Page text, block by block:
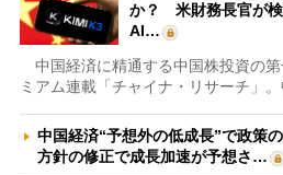
か？ 米財務長官が検
AI…
中国経済に精通する中国株投資の
ミアム連載「チャイナ・リサーチ」
中国経済“予想外の低成長”で政策
方針の修正で成長加速が予想さ…